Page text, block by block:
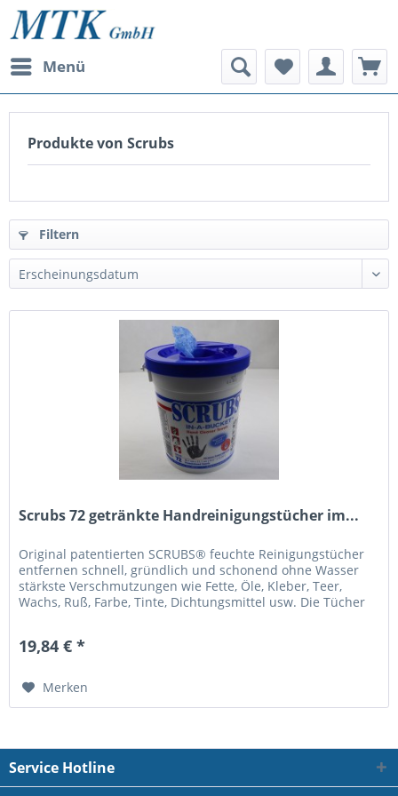
Menü
Produkte von Scrubs
Filtern
Scrubs 72 getränkte Handreinigungstücher im...
Original patentierten SCRUBS® feuchte Reinigungstücher
entfernen schnell, gründlich und schonend ohne Wasser
stärkste Verschmutzungen wie Fette, Öle, Kleber, Teer,
Wachs, Ruß, Farbe, Tinte, Dichtungsmittel usw. Die Tücher
19,84 € *
Merken
Service Hotline